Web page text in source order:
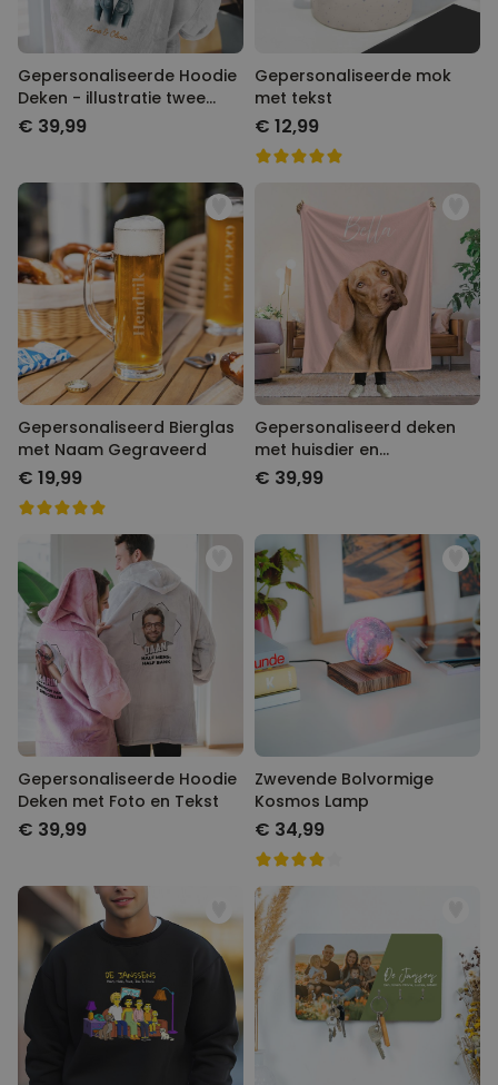
Gepersonaliseerde Hoodie
Deken - illustratie twee
vriendinnen
€ 39,99
Gepersonaliseerde mok
met tekst
€ 12,99
Gepersonaliseerd Bierglas
met Naam Gegraveerd
€ 19,99
Gepersonaliseerd deken
met huisdier en
achtergrond
€ 39,99
Gepersonaliseerde Hoodie
Deken met Foto en Tekst
€ 39,99
Zwevende Bolvormige
Kosmos Lamp
€ 34,99